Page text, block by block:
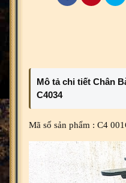
Mô tả chi tiết Chân
C4034
Mã số sản phẩm : C4